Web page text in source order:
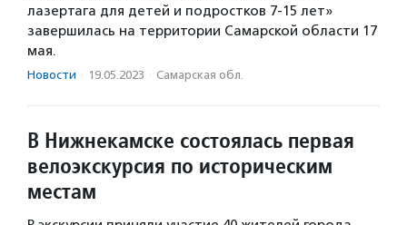
лазертага для детей и подростков 7-15 лет»
завершилась на территории Самарской области 17
мая.
Новости · 19.05.2023 · Самарская обл.
В Нижнекамске состоялась первая
велоэкскурсия по историческим
местам